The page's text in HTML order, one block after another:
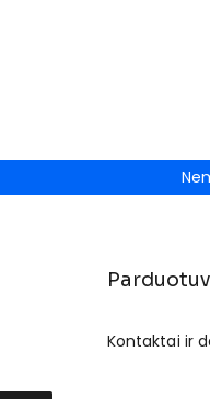
Kontaktai ir